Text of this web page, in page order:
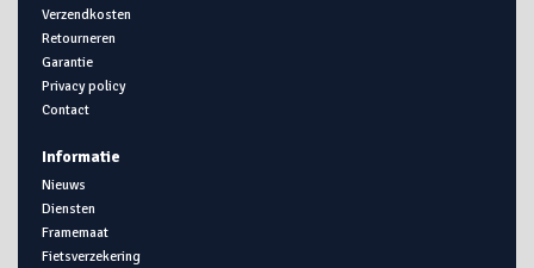
Verzendkosten
Retourneren
Garantie
Privacy policy
Contact
Informatie
Nieuws
Diensten
Framemaat
Fietsverzekering